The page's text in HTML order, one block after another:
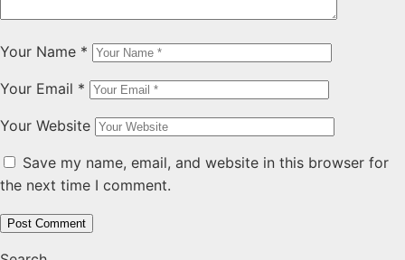
Your Name *
Your Email *
Your Website
Save my name, email, and website in this browser for
the next time I comment.